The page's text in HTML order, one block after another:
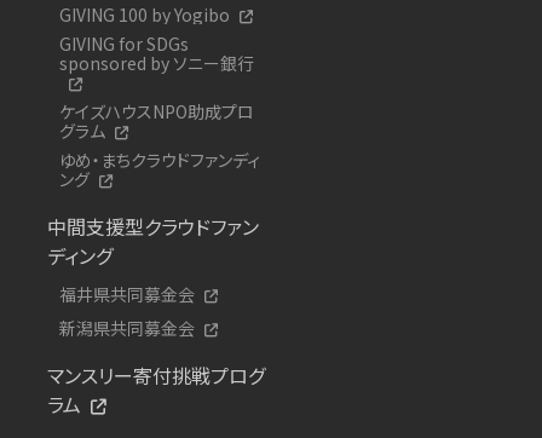
GIVING 100 by Yogibo
GIVING for SDGs
sponsored by ソニー銀行
ケイズハウスNPO助成プロ
グラム
ゆめ・まちクラウドファンディ
ング
中間支援型クラウドファン
ディング
福井県共同募金会
新潟県共同募金会
マンスリー寄付挑戦プログ
ラム